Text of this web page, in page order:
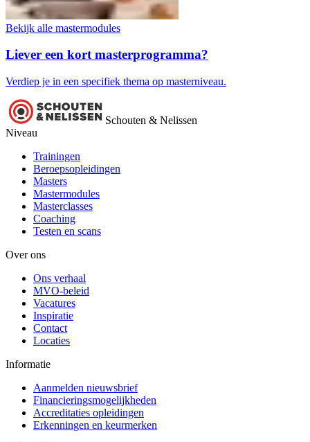
Bekijk alle mastermodules
Liever een kort masterprogramma?
Verdiep je in een specifiek thema op masterniveau.
Schouten & Nelissen
Niveau
Trainingen
Beroepsopleidingen
Masters
Mastermodules
Masterclasses
Coaching
Testen en scans
Over ons
Ons verhaal
MVO-beleid
Vacatures
Inspiratie
Contact
Locaties
Informatie
Aanmelden nieuwsbrief
Financieringsmogelijkheden
Accreditaties opleidingen
Erkenningen en keurmerken